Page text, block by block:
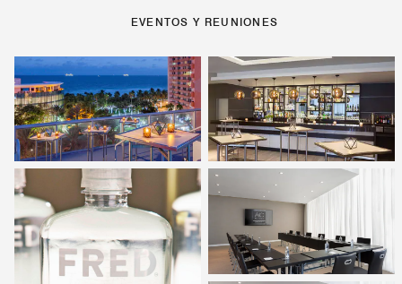
EVENTOS Y REUNIONES